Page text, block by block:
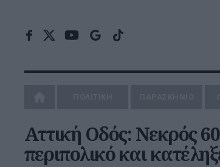
Αττική Οδός: Νεκρός
περιπολικό και